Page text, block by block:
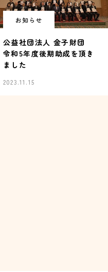
お知らせ
公益社団法人 金子財団
令和5年度後期助成を頂き
ました
2023.11.15